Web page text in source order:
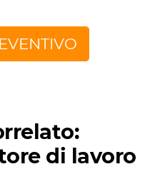
di lavoro